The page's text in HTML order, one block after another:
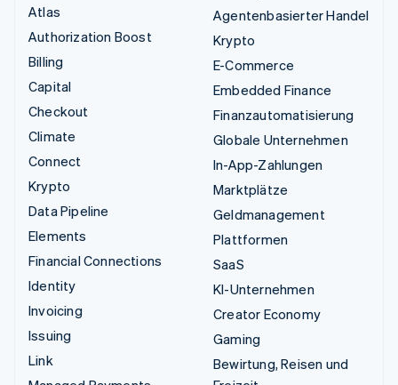
Atlas
Authorization Boost
Billing
Capital
Checkout
Climate
Connect
Krypto
Data Pipeline
Elements
Financial Connections
Identity
Invoicing
Issuing
Link
Agentenbasierter Handel
Krypto
E-Commerce
Embedded Finance
Finanzautomatisierung
Globale Unternehmen
In-App-Zahlungen
Marktplätze
Geldmanagement
Plattformen
SaaS
KI-Unternehmen
Creator Economy
Gaming
Bewirtung, Reisen und